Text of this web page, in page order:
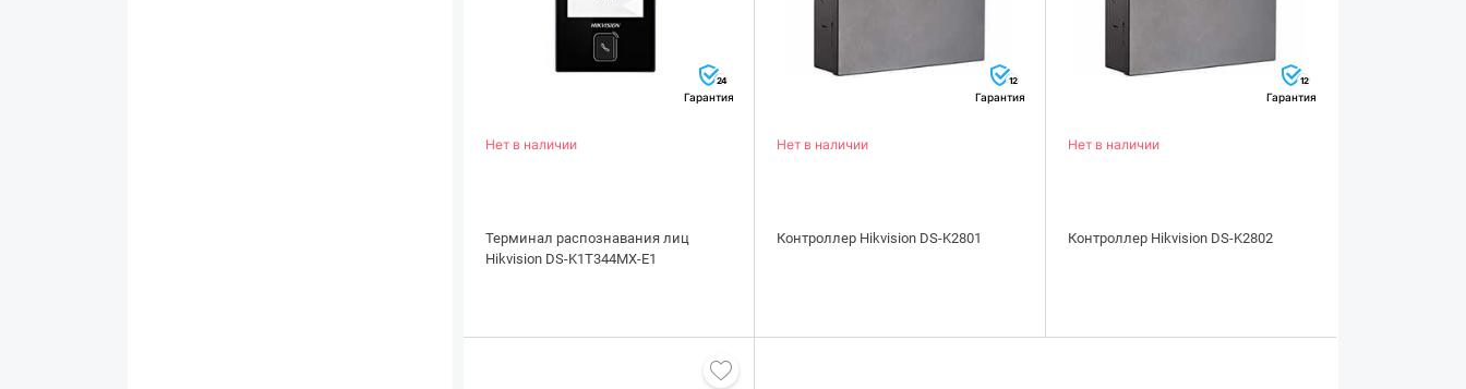
24
Гарантия
Нет в наличии
Терминал распознавания лиц
Hikvision DS-K1T344MX-E1
12
Гарантия
Нет в наличии
Контроллер Hikvision DS-K2801
12
Гарантия
Нет в наличии
Контроллер Hikvision DS-K2802